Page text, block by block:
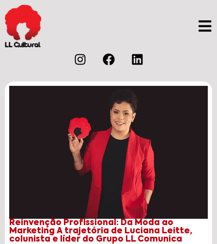
Reinvenção Profissional: Da Moda ao
Marketing A trajetória de Luciana Leitte,
colunista e líder do Grupo LL Comunica